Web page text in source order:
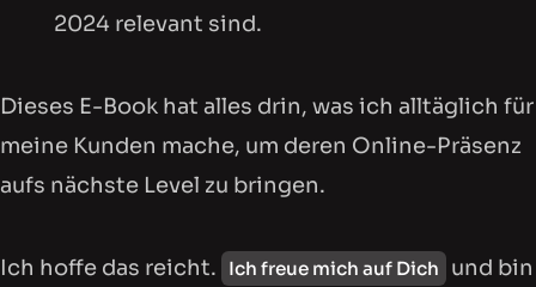
2024 relevant sind.
Dieses E-Book hat alles drin, was ich alltäglich für
meine Kunden mache, um deren Online-Präsenz
aufs nächste Level zu bringen.
Ich hoffe das reicht. Ich freue mich auf Dich
und bin